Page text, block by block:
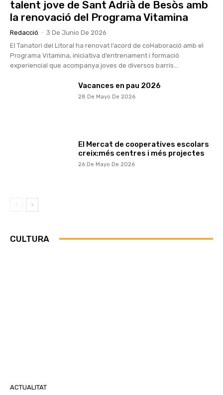
talent jove de Sant Adrià de Besòs amb
la renovació del Programa Vitamina
Redacció - 3 De Junio De 2026
El Tanatori del Litoral ha renovat l’acord de col·laboració amb el
Programa Vitamina, iniciativa d’entrenament i formació
experiencial que acompanya joves de diversos barris...
Vacances en pau 2026
28 De Mayo De 2026
El Mercat de cooperatives escolars
creix:més centres i més projectes
26 De Mayo De 2026
CULTURA
ACTUALITAT